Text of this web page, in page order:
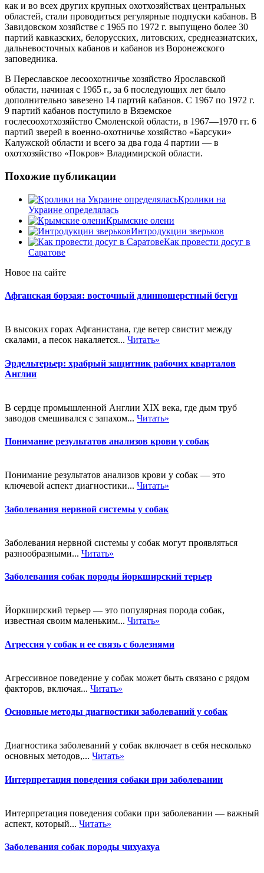
как и во всех других крупных охотхозяйствах центральных
областей, стали проводиться регулярные подпуски кабанов. В
Завидовском хозяйстве с 1965 по 1972 г. выпущено более 30
партий кавказских, белорусских, литовских, среднеазиатских,
дальневосточных кабанов и кабанов из Воронежского
заповедника.
В Переславское лесоохотничье хозяйство Ярославской
области, начиная с 1965 г., за 6 последующих лет было
дополнительно завезено 14 партий кабанов. С 1967 по 1972 г.
9 партий кабанов поступило в Вяземское
гослесоохотхозяйство Смоленской области, в 1967—1970 гг. 6
партий зверей в военно-охотничье хозяйство «Барсуки»
Калужской области и всего за два года 4 партии — в
охотхозяйство «Покров» Владимирской области.
Похожие публикации
Кролики на
Украине определялась
Крымские олени
Интродукции зверьков
Как провести досуг в
Саратове
Новое на сайте
Афганская борзая: восточный длинношерстный бегун
В высоких горах Афганистана, где ветер свистит между
скалами, а песок накаляется... Читать»
Эрдельтерьер: храбрый защитник рабочих кварталов
Англии
В сердце промышленной Англии XIX века, где дым труб
заводов смешивался с запахом... Читать»
Понимание результатов анализов крови у собак
Понимание результатов анализов крови у собак — это
ключевой аспект диагностики... Читать»
Заболевания нервной системы у собак
Заболевания нервной системы у собак могут проявляться
разнообразными... Читать»
Заболевания собак породы йоркширский терьер
Йоркширский терьер — это популярная порода собак,
известная своим маленьким... Читать»
Агрессия у собак и ее связь с болезнями
Агрессивное поведение у собак может быть связано с рядом
факторов, включая... Читать»
Основные методы диагностики заболеваний у собак
Диагностика заболеваний у собак включает в себя несколько
основных методов,... Читать»
Интерпретация поведения собаки при заболевании
Интерпретация поведения собаки при заболевании — важный
аспект, который... Читать»
Заболевания собак породы чихуахуа